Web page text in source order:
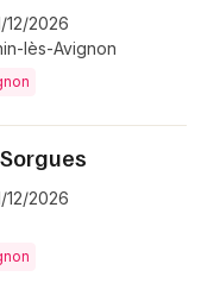
12/2026
lès-Avignon
12/2026